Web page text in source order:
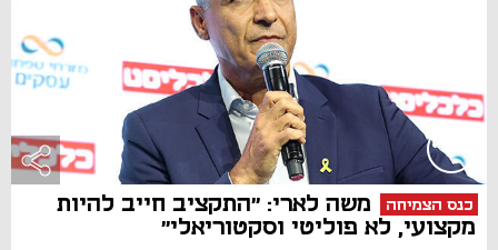
כנס הצמיחה
משה לארי: ״התקציב חייב להיות
מקצועי, לא פוליטי וסקטוריאלי״